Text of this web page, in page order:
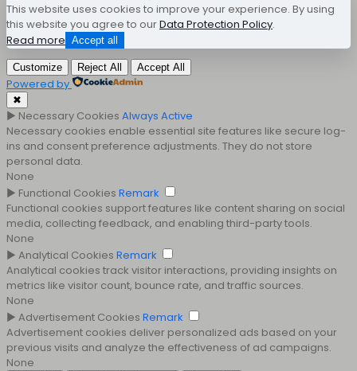
This website uses cookies to improve your experience. By using
this website you agree to ourData Protection Policy.
Read more Accept all
Customize Reject All Accept All
Powered by
✖
► Necessary Cookies Always Active
Necessary cookies enable essential site features like secure log-
ins and consent preference adjustments. They do not store
personal data.
None
► Functional Cookies Remark
Functional cookies support features like content sharing on social
media, collecting feedback, and enabling third-party tools.
None
► Analytical Cookies Remark
Analytical cookies track visitor interactions, providing insights on
metrics like visitor count, bounce rate, and traffic sources.
None
► Advertisement Cookies Remark
Advertisement cookies deliver personalized ads based on your
previous visits and analyze the effectiveness of ad campaigns.
None